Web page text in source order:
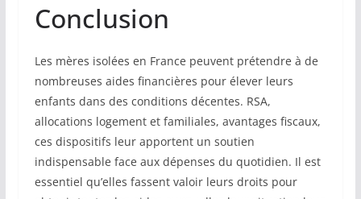
Conclusion
Les mères isolées en France peuvent prétendre à de
nombreuses aides financières pour élever leurs
enfants dans des conditions décentes. RSA,
allocations logement et familiales, avantages fiscaux,
ces dispositifs leur apportent un soutien
indispensable face aux dépenses du quotidien. Il est
essentiel qu’elles fassent valoir leurs droits pour